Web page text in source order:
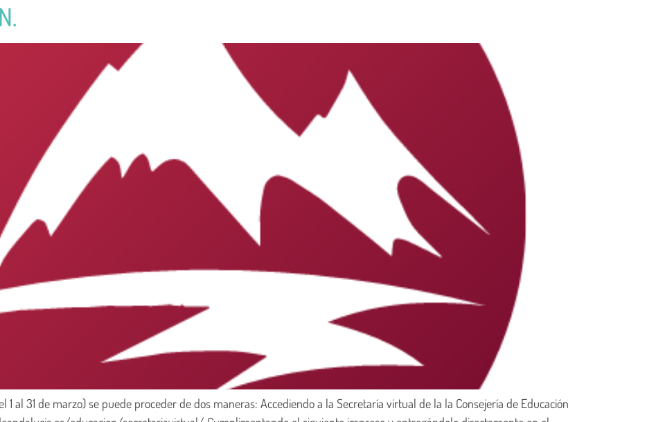
al 31 de marzo) se puede proceder de dos maneras: Accediendo a la Secretaría virtual de la la Consejería de Educación